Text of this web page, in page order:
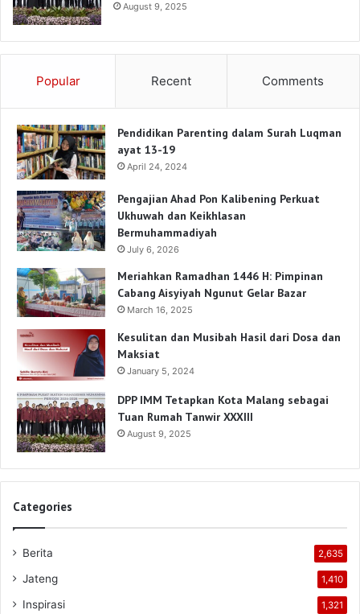
August 9, 2025
Popular Recent Comments
Pendidikan Parenting dalam Surah Luqman
ayat 13-19
April 24, 2024
Pengajian Ahad Pon Kalibening Perkuat
Ukhuwah dan Keikhlasan
Bermuhammadiyah
July 6, 2026
Meriahkan Ramadhan 1446 H: Pimpinan
Cabang Aisyiyah Ngunut Gelar Bazar
March 16, 2025
Kesulitan dan Musibah Hasil dari Dosa dan
Maksiat
January 5, 2024
DPP IMM Tetapkan Kota Malang sebagai
Tuan Rumah Tanwir XXXIII
August 9, 2025
Categories
Berita 2,635
Jateng 1,410
Inspirasi 1,321